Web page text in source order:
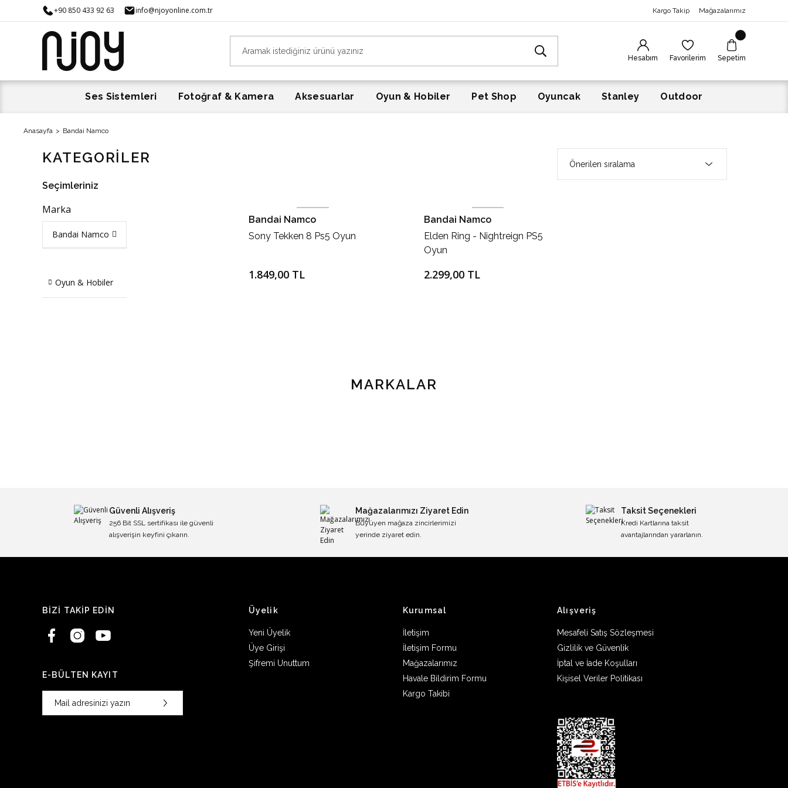
+90 850 433 92 63 info@njoyonline.com.tr Kargo Takip Mağazalarımız
Hesabım Favorilerim Sepetim
Ses Sistemleri Fotoğraf & Kamera Aksesuarlar Oyun & Hobiler Pet Shop Oyuncak Stanley Outdoor
Anasayfa Bandai Namco
KATEGORİLER
Seçimleriniz
Marka
Bandai Namco
Oyun & Hobiler
Bandai Namco
Sony Tekken 8 Ps5 Oyun
1.849,00 TL
Bandai Namco
Elden Ring - Nightreign PS5
Oyun
2.299,00 TL
MARKALAR
Güvenli Alışveriş
256 Bit SSL sertifikası ile güvenli
alışverişin keyfini çıkarın.
Mağazalarımızı Ziyaret Edin
Büyüyen mağaza zincirlerimizi
yerinde ziyaret edin.
Taksit Seçenekleri
Kredi Kartlarına taksit
avantajlarından yararlanın.
BİZİ TAKİP EDİN
E-BÜLTEN KAYIT
Üyelik
Yeni Üyelik
Üye Girişi
Şifremi Unuttum
Kurumsal
İletişim
İletişim Formu
Mağazalarımız
Havale Bildirim Formu
Kargo Takibi
Alışveriş
Mesafeli Satış Sözleşmesi
Gizlilik ve Güvenlik
İptal ve İade Koşulları
Kişisel Veriler Politikası